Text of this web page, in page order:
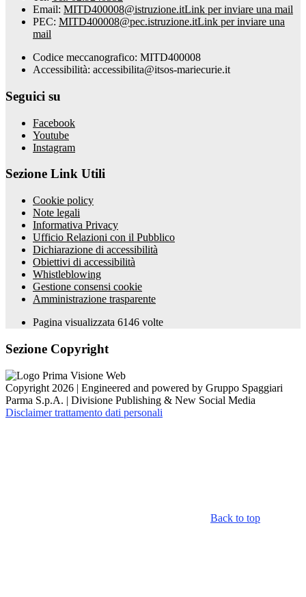
Email: MITD400008@istruzione.itLink per inviare una mail
PEC: MITD400008@pec.istruzione.itLink per inviare una
mail
Codice meccanografico: MITD400008
Accessibilità: accessibilita@itsos-mariecurie.it
Seguici su
Facebook
Youtube
Instagram
Sezione Link Utili
Cookie policy
Note legali
Informativa Privacy
Ufficio Relazioni con il Pubblico
Dichiarazione di accessibilità
Obiettivi di accessibilità
Whistleblowing
Gestione consensi cookie
Amministrazione trasparente
Pagina visualizzata 6146 volte
Sezione Copyright
Copyright 2026 | Engineered and powered by Gruppo Spaggiari
Parma S.p.A. | Divisione Publishing & New Social Media
Disclaimer trattamento dati personali
Back to top